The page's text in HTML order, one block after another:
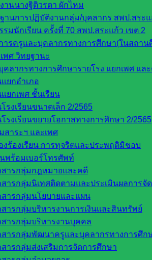
านนางฐิติวรดา ผักไหม
านการปฏิบัติงานกลุ่ม/บุคลากร สพป.สระแ
มนักเรียน ครั้งที่ 70 สพป.สระแก้ว เขต 2
ารครูและบุคลากรทางการศึกษา(ในสถาน
พศ วิทยฐานะ
ลากรทางการศึกษารายโรง แยกเพศ แล
ยกอำเภอ
ยกเพศ ชั้นเรียน
รงเรียนขนาดเล็ก 2/2565
รงเรียนขยายโอกาสทางการศึกษา 2/2565
าระฯ และเพศ
งร้องเรียน การทุจริตและประพฤติมิชอบ
พร้อมเบอร์โทรศัพท์
สารกลุ่มกฎหมายและคดี
ารกลุ่มนิเทศติดตามและประเมินผลการจั
สารกลุ่มนโยบายและแผน
ารกลุ่มบริหารงานการเงินและสินทรัพย์
สารกลุ่มบริหารงานบุคคล
สารกลุ่มพัฒนาครูและบุคลากรทางการศึก
ารกลุ่มส่งเสริมการจัดการศึกษา